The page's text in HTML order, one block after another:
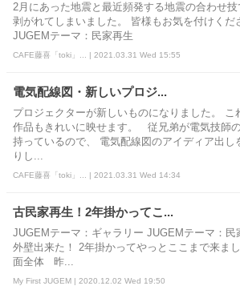
2月にあった地震と最近頻発する地震の合わせ
剥がれてしまいました。 皆様もお気を付けくだ
JUGEMテーマ：民家再生
CAFE藤喜「toki」... | 2021.03.31 Wed 15:55
電気配線図・新しいプロジ...
プロジェクターが新しいものになりました。 こ
作品もきれいに映せます。 従兄弟が電気技師
持っているので、 電気配線図のアイディア出し
りし...
CAFE藤喜「toki」... | 2021.03.31 Wed 14:34
古民家再生！2年掛かってこ...
JUGEMテーマ：ギャラリー JUGEMテーマ：
外壁出来た！ 2年掛かってやっとここまで来ま
面全体 昨...
My First JUGEM | 2020.12.02 Wed 19:50